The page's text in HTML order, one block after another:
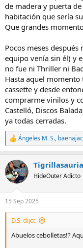
de madera y puerta
habitación que sería
Que grandes
Pocos meses
equipo venía sin él) y
no fue ni Thriller ni
Hasta aquel
cassette y desde
comprarme vinilos y
Castelló, Discos
ya todas cerradas.
R
e
c
c
i
e
s
Ángeles M. S.,
Tigrillasauria
HideOuter Adicto
15 Sep 2025
D.S. dijo:
Abuelos cebolletas!?